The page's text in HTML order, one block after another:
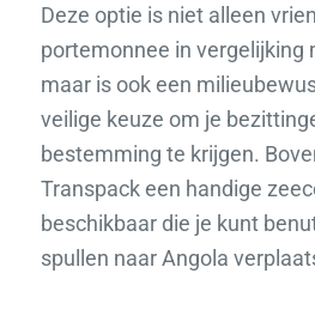
Deze optie is niet alleen
portemonnee in vergelijking
maar is ook een
veilige keuze om je
bestemming te krijgen.
Transpack een handige
beschikbaar die je kunt
spullen naar Angola